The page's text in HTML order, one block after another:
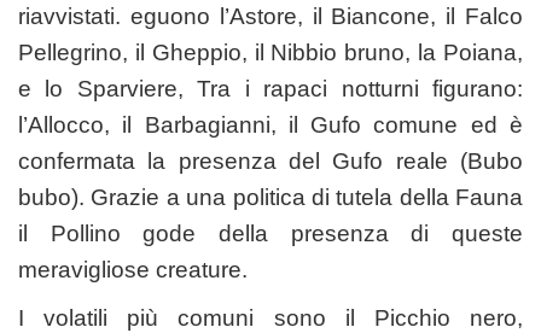
riavvistati. eguono l’Astore, il Biancone, il Falco
Pellegrino, il Gheppio, il Nibbio bruno, la Poiana,
e lo Sparviere, Tra i rapaci notturni figurano:
l’Allocco, il Barbagianni, il Gufo comune ed è
confermata la presenza del Gufo reale (Bubo
bubo). Grazie a una politica di tutela della Fauna
il Pollino gode della presenza di queste
meravigliose creature.
I volatili più comuni sono il Picchio nero,